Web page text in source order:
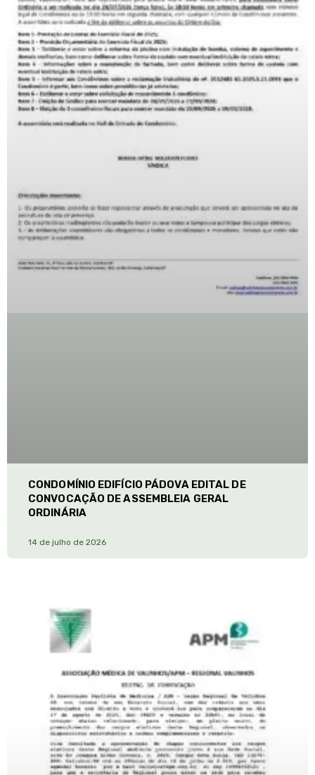
CONDOMÍNIO EDIFÍCIO PÁDOVA EDITAL DE
CONVOCAÇÃO DE ASSEMBLEIA GERAL
ORDINÁRIA
14 de julho de 2026